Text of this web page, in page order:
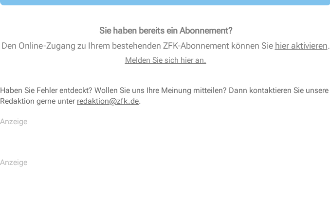
Sie haben bereits ein Abonnement?
Den Online-Zugang zu Ihrem bestehenden ZFK-Abonnement können Sie hier aktivieren.
Melden Sie sich hier an.
Haben Sie Fehler entdeckt? Wollen Sie uns Ihre Meinung mitteilen? Dann kontaktieren Sie unsere
Redaktion gerne unter redaktion@zfk.de.